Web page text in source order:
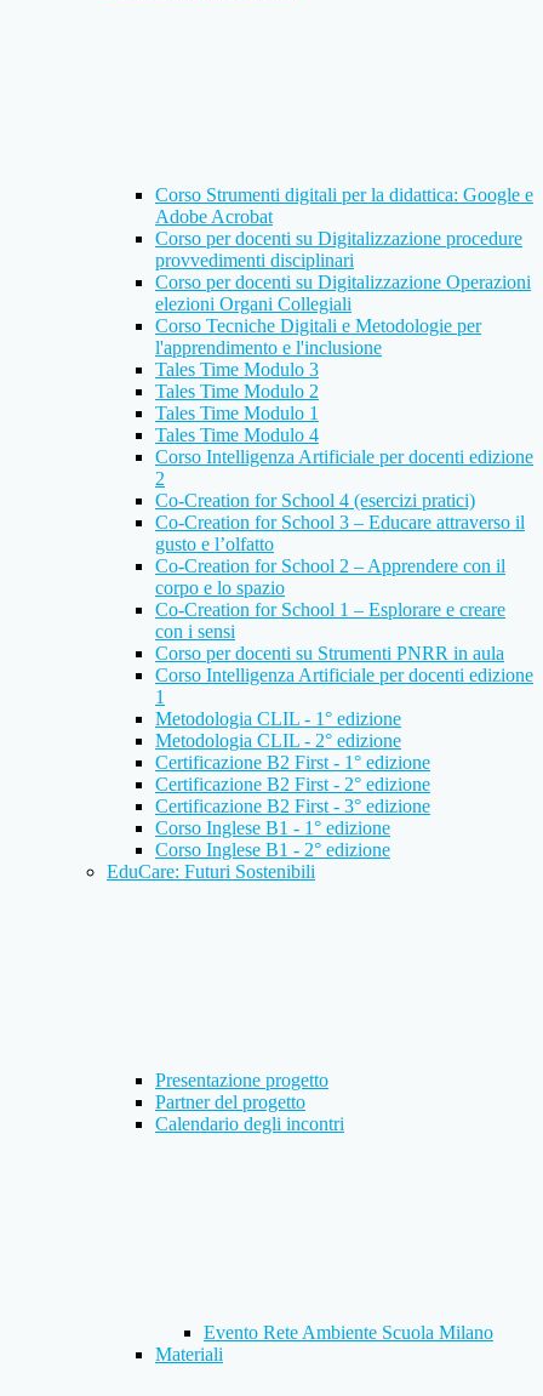
Corso Strumenti digitali per la didattica: Google e
Adobe Acrobat
Corso per docenti su Digitalizzazione procedure
provvedimenti disciplinari
Corso per docenti su Digitalizzazione Operazioni
elezioni Organi Collegiali
Corso Tecniche Digitali e Metodologie per
l'apprendimento e l'inclusione
Tales Time Modulo 3
Tales Time Modulo 2
Tales Time Modulo 1
Tales Time Modulo 4
Corso Intelligenza Artificiale per docenti edizione
2
Co-Creation for School 4 (esercizi pratici)
Co-Creation for School 3 – Educare attraverso il
gusto e l’olfatto
Co-Creation for School 2 – Apprendere con il
corpo e lo spazio
Co-Creation for School 1 – Esplorare e creare
con i sensi
Corso per docenti su Strumenti PNRR in aula
Corso Intelligenza Artificiale per docenti edizione
1
Metodologia CLIL - 1° edizione
Metodologia CLIL - 2° edizione
Certificazione B2 First - 1° edizione
Certificazione B2 First - 2° edizione
Certificazione B2 First - 3° edizione
Corso Inglese B1 - 1° edizione
Corso Inglese B1 - 2° edizione
EduCare: Futuri Sostenibili
Presentazione progetto
Partner del progetto
Calendario degli incontri
Evento Rete Ambiente Scuola Milano
Materiali